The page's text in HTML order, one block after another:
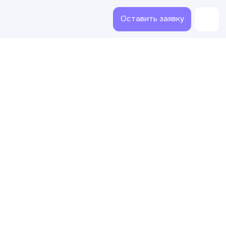
Оставить заявку